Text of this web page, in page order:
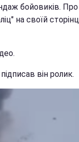
бойовиків.
на своїй
він ролик.